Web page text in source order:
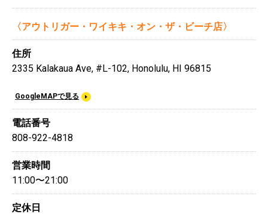
〈アウトリガー・ワイキキ・オン・ザ・ビーチ店〉
住所
2335 Kalakaua Ave, #L-102, Honolulu, HI 96815
GoogleMAPで見る
電話番号
808-922-4818
営業時間
11:00〜21:00
定休日